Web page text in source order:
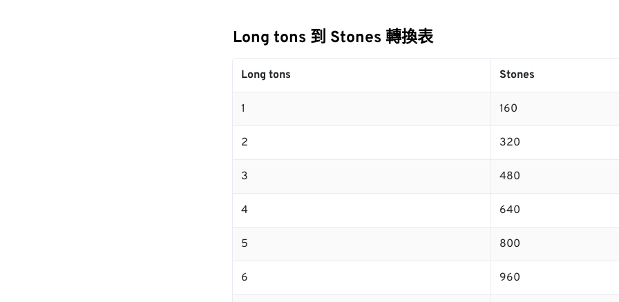
Long tons 到 Stones 轉換表
Long tons Stones
1 160
2 320
3 480
4 640
5 800
6 960